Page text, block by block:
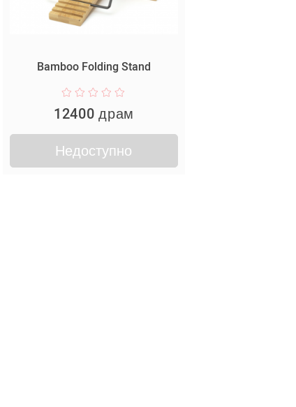
Bamboo Folding Stand
12400 драм
Недоступно